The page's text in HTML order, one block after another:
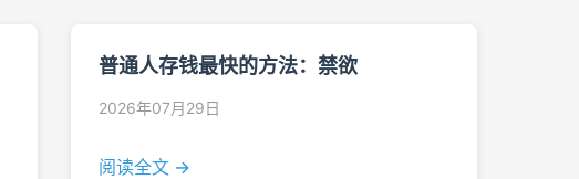
普通人存钱最快的方法：禁欲
2026年07月29日
阅读全文 →